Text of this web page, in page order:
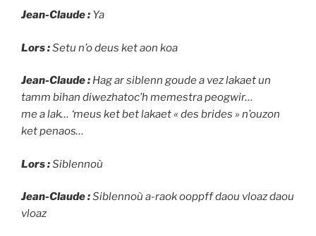
Jean-Claude : Ya
Lors :Setu n’o deus ket aon koa
Jean-Claude : Hag ar siblenn goude a vez lakaet un
tamm bihan diwezhatoc’h memestra peogwir…
me a lak… ‘meus ket bet lakaet « des brides » n’ouzon
ket penaos…
Lors :Siblennoù
Jean-Claude :Siblennoù a-raok ooppff daou vloaz daou
vloaz